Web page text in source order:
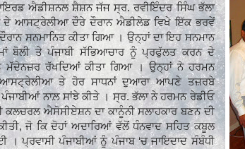
ਐਡੀਸ਼ਨਲ ਸ਼ੈਸ਼ਨ ਜੱਜ ਸ੍ਰ. ਰਵੀਇੰਦਰ ਸਿੰਘ ਭੱਲਾ
ਦੇ ਆਸਟ੍ਰੇਲੀਆ ਦੌਰੇ ਦੌਰਾਨ ਐਡੀਲੇਡ ਵਿਖੇ ਇੱਕ ਭਰਵੇਂ
ਸਨਮਾਨਿਤ ਕੀਤਾ ਗਿਆ । ਉਨ੍ਹਾਂ ਦਾ ਇਹ ਸਨਮਾਨ
ਬੋਲੀ ਤੇ ਪੰਜਾਬੀ ਸੱਭਿਆਚਾਰ ਨੂੰ ਪ੍ਰਫੁੱਲਤ ਕਰਨ ਦੇ
ਮੱਦੇਨਜ਼ਰ ਰੱਖਦਿਆਂ ਕੀਤਾ ਗਿਆ । ਉਨ੍ਹਾਂ ਨੇ ਹਰਮਨ
ਤੇ ਹੋਰ ਸਾਧਨਾਂ ਦੁਆਰਾ ਆਪਣੇ ਤਜ਼ਰਬੇ
ਪੰਜਾਬੀਆਂ ਨਾਲ਼ ਸਾਂਝੇ ਕੀਤੇ । ਸ੍ਰ. ਭੱਲਾ ਨੇ ਹਰਮਨ ਰੇਡੀਓ
ਕਲਚਰਲ ਐਸੋਸੀਏਸ਼ਨ ਦਾ ਕਾਨੂੰਨੀ ਸਲਾਹਕਾਰ ਬਣਨ ਦੀ
ਜੋ ਕਿ ਦੋਹਾਂ ਅਦਾਰਿਆਂ ਵੱਲੋਂ ਧੰਨਵਾਦ ਸਹਿਤ ਕਬੂਲ
। ਪ੍ਰਵਾਸੀ ਪੰਜਾਬੀਆਂ ਨੂੰ ਪੰਜਾਬ ‘ਚ ਜਾਇਦਾਦ ਸੰਬੰਧੀ